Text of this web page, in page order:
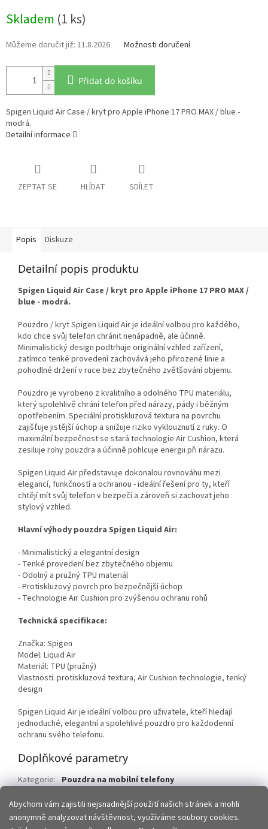
Abychom vám zajistili nejsnadnější použití našich stránek a mohli
anonymně analyzovat návštěvnost, využíváme soubory cookies.
cena:
Skladem (1 ks)
11.8.2026 Možnosti doručení
Přidat do košíku
Spigen Liquid Air Case / kryt pro Apple iPhone 17 PRO MAX / blue -
modrá.
Detailní informace
ZEPTAT SE HLÍDAT SDÍLET
Popis Diskuze
Detailní popis produktu
Spigen Liquid Air Case / kryt pro Apple iPhone 17 PRO MAX /
blue - modrá.
Pouzdro / kryt Spigen Liquid Air je ideální volbou pro každého,
kdo chce svůj telefon chránit nenápadně, ale účinně.
Minimalistický design podtrhuje originální vzhled zařízení,
zatímco tenké provedení zachovává jeho přirozené linie a
pohodlné držení v ruce bez zbytečného zvětšování objemu.
Pouzdro je vyrobeno z kvalitního a odolného TPU materiálu,
který spolehlivě chrání telefon před nárazy, pády i běžným
opotřebením. Speciální protiskluzová textura na povrchu
zajišťuje jistější úchop a snižuje riziko vyklouznutí z ruky. O
maximální bezpečnost se stará technologie Air Cushion, která
zesiluje rohy pouzdra a účinně pohlcuje energii při nárazu.
Spigen Liquid Air představuje dokonalou rovnováhu mezi
elegancí, funkčností a ochranou - ideální řešení pro ty, kteří
chtějí mít svůj telefon v bezpečí a zároveň si zachovat jeho
stylový vzhled.
Hlavní výhody pouzdra Spigen Liquid Air:
- Minimalistický a elegantní design
- Tenké provedení bez zbytečného objemu
- Odolný a pružný TPU materiál
- Protiskluzový povrch pro bezpečnější úchop
- Technologie Air Cushion pro zvýšenou ochranu rohů
Technická specifikace:
Značka: Spigen
Model: Liquid Air
Materiál: TPU (pružný)
Vlastnosti: protiskluzová textura, Air Cushion technologie, tenký
design
Spigen Liquid Air je ideální volbou pro uživatele, kteří hledají
jednoduché, elegantní a spolehlivé pouzdro pro každodenní
ochranu svého telefonu.
Doplňkové parametry
Kategorie: Pouzdra na mobilní telefony